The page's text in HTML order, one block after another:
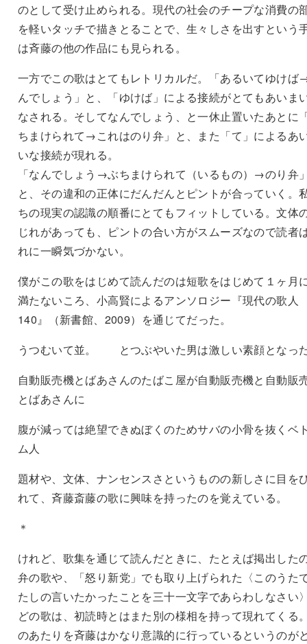
のとして受け止められる。現代の社会のチープな消費の
を軽いタッチで描きとることで、生々しさを出すという
は斉藤の他の作品にも見られる。
一方でこの歌はとてもレトリカルだ。「あるいてゆけば
んでしょう」と、「ゆけば」による接続がとてもあいま
なされる。そしてなんでしょう、と一休止置いたあとに
ちまけられて→これはのり弁」と、また「て」によるあ
いな接続が現れる。
「なんでしょう→ぶちまけられて（いるもの）→のり弁
と、その違和の正体にだんだんとピントが合っていく。
ちの現実の認識の順番にとてもフィットしている。文体
じれがあっても、ピントの合い方がスムーズなので読者
れに一瞬気づかない。
僕がこの歌をはじめて読んだのは短歌をはじめて１ヶ月
満たないころ、小高賢によるアンソロジー『現代の歌人
140』（新書館、2009）を通じてだった。
うつむいて並。 とつぶやいた男は激しい素顔となっ
自動販売機とばあさんのたばこ屋が自動販売機と自動販
とばあさんに
腹が減っては絶望できぬぼくのためサバの小骨を抜くベ
ム人
題材や、文体、ナンセンスさというものの新しさに目を
れて、斉藤斎藤の歌に興味を持ったのを覚えている。
＊
けれど、歌集を通じて読んだときに、たとえば掲出した
弁の歌や、「怒り新党」でも取り上げられた〈このうた
たしの言いたかったことを三十一文字であらわしなさい
どの歌は、初読時とはまた別の様相を持って現れてくる
のあたりを斉藤はかなり意識的に行っているというのが